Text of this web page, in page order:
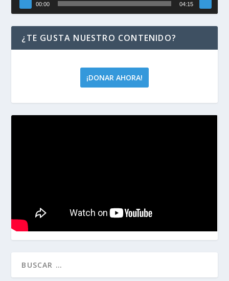
00:00 04:15
¿TE GUSTA NUESTRO CONTENIDO?
¡DONAR AHORA!